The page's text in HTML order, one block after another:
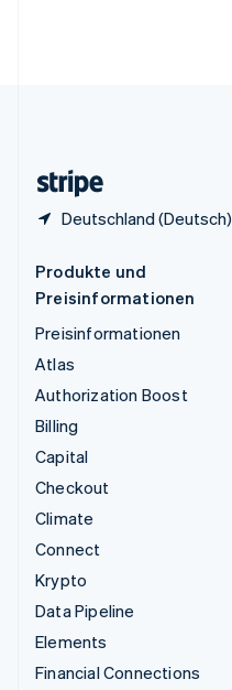
Deutschland (Deutsch)
Produkte und
Preisinformationen
Preisinformationen
Atlas
Authorization Boost
Billing
Capital
Checkout
Climate
Connect
Krypto
Data Pipeline
Elements
Financial Connections